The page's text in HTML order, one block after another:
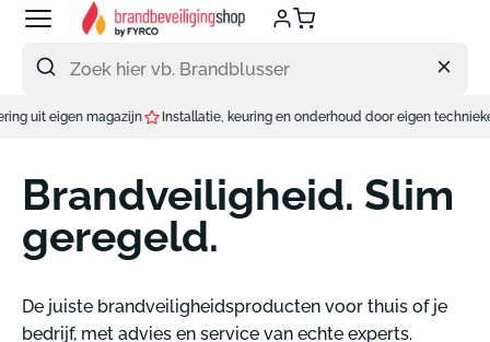
Meteen
naar
content
Installatie, keuring en onderhoud door eigen techniekers.
Brandveiligheid. Slim
geregeld.
De juiste brandveiligheidsproducten voor thuis of je
bedrijf, met advies en service van echte experts.